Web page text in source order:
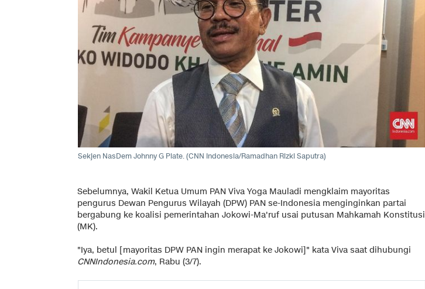
Sekjen NasDem Johnny G Plate. (CNN Indonesia/Ramadhan Rizki Saputra)
Sebelumnya, Wakil Ketua Umum PAN Viva Yoga Mauladi mengklaim mayoritas
pengurus Dewan Pengurus Wilayah (DPW) PAN se-Indonesia menginginkan partai
bergabung ke koalisi pemerintahan Jokowi-Ma'ruf usai putusan Mahkamah Konstitusi
(MK).
"Iya, betul [mayoritas DPW PAN ingin merapat ke Jokowi]" kata Viva saat dihubungi
CNNIndonesia.com, Rabu (3/7).